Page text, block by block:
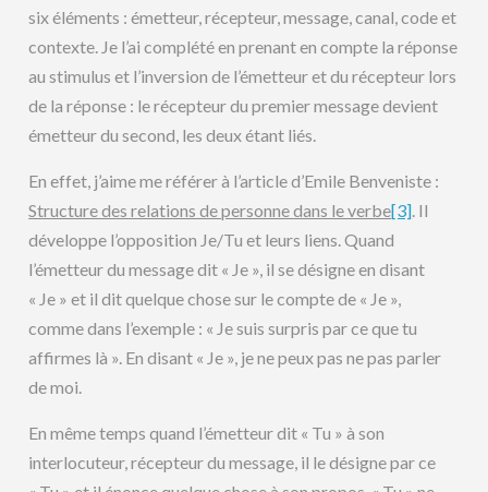
six éléments : émetteur, récepteur, message, canal, code et
contexte. Je l’ai complété en prenant en compte la réponse
au stimulus et l’inversion de l’émetteur et du récepteur lors
de la réponse : le récepteur du premier message devient
émetteur du second, les deux étant liés.
En effet, j’aime me référer à l’article d’Emile Benveniste :
Structure des relations de personne dans le verbe[3]. Il
développe l’opposition Je/Tu et leurs liens. Quand
l’émetteur du message dit « Je », il se désigne en disant
« Je » et il dit quelque chose sur le compte de « Je »,
comme dans l’exemple : « Je suis surpris par ce que tu
affirmes là ». En disant « Je », je ne peux pas ne pas parler
de moi.
En même temps quand l’émetteur dit « Tu » à son
interlocuteur, récepteur du message, il le désigne par ce